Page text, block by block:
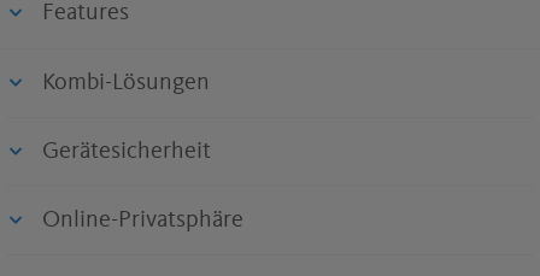
Features
Kombi-Lösungen
Gerätesicherheit
Online-Privatsphäre